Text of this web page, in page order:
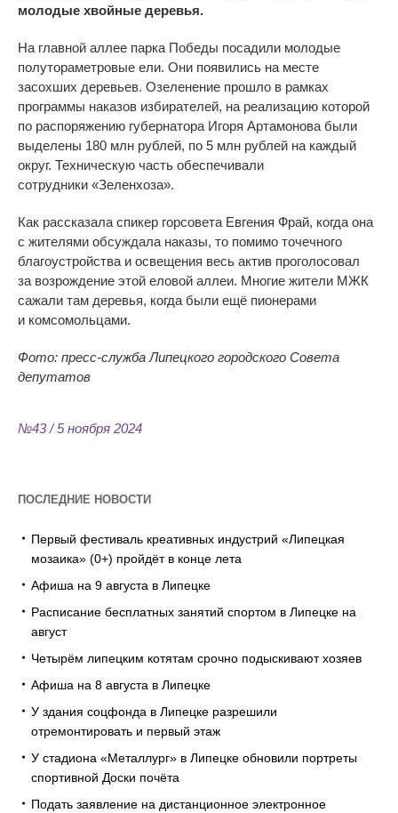
молодые хвойные деревья.
На главной аллее парка Победы посадили молодые
полутораметровые ели. Они появились на месте
засохших деревьев. Озеленение прошло в рамках
программы наказов избирателей, на реализацию которой
по распоряжению губернатора Игоря Артамонова были
выделены 180 млн рублей, по 5 млн рублей на каждый
округ. Техническую часть обеспечивали
сотрудники «Зеленхоза».
Как рассказала спикер горсовета Евгения Фрай, когда она
с жителями обсуждала наказы, то помимо точечного
благоустройства и освещения весь актив проголосовал
за возрождение этой еловой аллеи. Многие жители МЖК
сажали там деревья, когда были ещё пионерами
и комсомольцами.
Фото: пресс-служба Липецкого городского Совета
депутатов
№43 / 5 ноября 2024
ПОСЛЕДНИЕ НОВОСТИ
Первый фестиваль креативных индустрий «Липецкая
мозаика» (0+) пройдёт в конце лета
Афиша на 9 августа в Липецке
Расписание бесплатных занятий спортом в Липецке на
август
Четырём липецким котятам срочно подыскивают хозяев
Афиша на 8 августа в Липецке
У здания соцфонда в Липецке разрешили
отремонтировать и первый этаж
У стадиона «Металлург» в Липецке обновили портреты
спортивной Доски почёта
Подать заявление на дистанционное электронное